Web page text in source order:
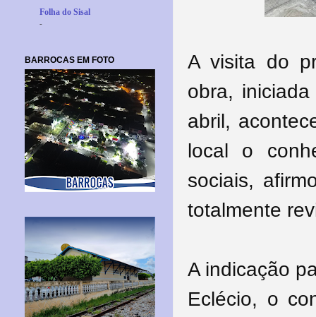
A visita do
obra,
abril,
local o
sociais,
totalmente
A indicação
Eclécio, o
Folha do Sisal
-
BARROCAS EM FOTO